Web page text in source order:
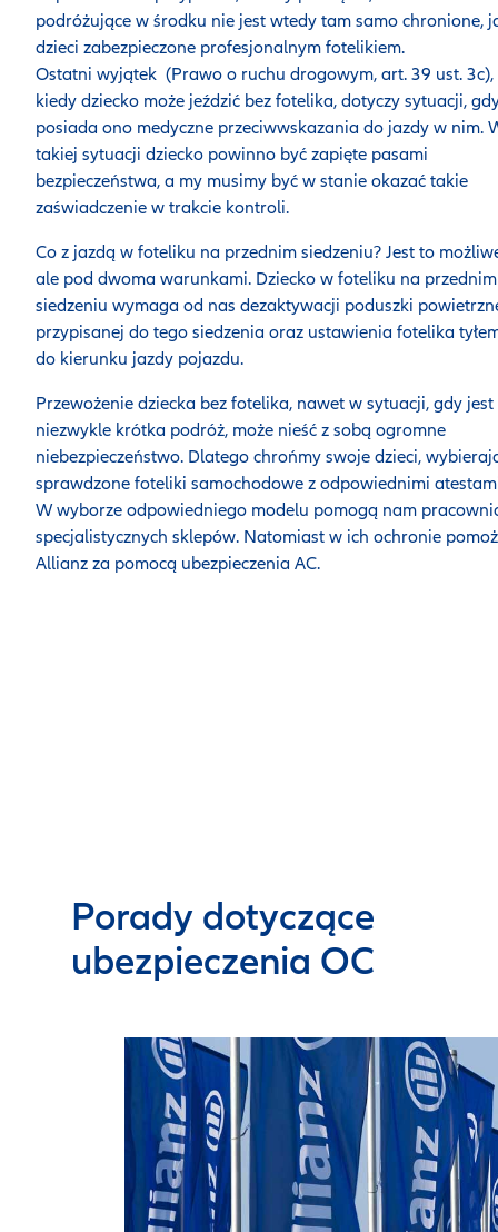
podróżujące w środku nie jest wtedy tam samo chronione,
dzieci zabezpieczone profesjonalnym fotelikiem.
Ostatni wyjątek (Prawo o ruchu drogowym, art. 39 ust. 3c),
kiedy dziecko może jeździć bez fotelika, dotyczy sytuacji,
posiada ono medyczne przeciwwskazania do jazdy w nim.
takiej sytuacji dziecko powinno być zapięte pasami
bezpieczeństwa, a my musimy być w stanie okazać takie
zaświadczenie w trakcie kontroli.
Co z jazdą w foteliku na przednim siedzeniu? Jest to
ale pod dwoma warunkami. Dziecko w foteliku na przednim
siedzeniu wymaga od nas dezaktywacji poduszki
przypisanej do tego siedzenia oraz ustawienia fotelika
do kierunku jazdy pojazdu.
Przewożenie dziecka bez fotelika, nawet w sytuacji, gdy
niezwykle krótka podróż, może nieść z sobą ogromne
niebezpieczeństwo. Dlatego chrońmy swoje dzieci,
sprawdzone foteliki samochodowe z odpowiednimi
W wyborze odpowiedniego modelu pomogą nam
specjalistycznych sklepów. Natomiast w ich ochronie
Allianz za pomocą ubezpieczenia AC.
Porady dotyczące
ubezpieczenia OC